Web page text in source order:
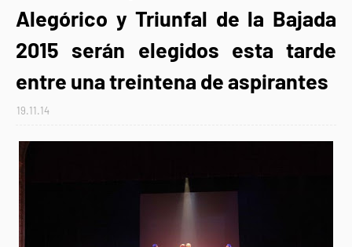
Alegórico y Triunfal de la Bajada
2015 serán elegidos esta tarde
entre una treintena de aspirantes
19.11.14